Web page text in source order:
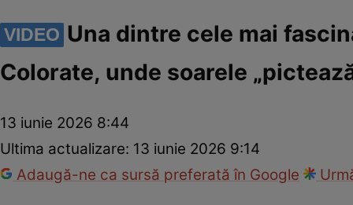
VIDEO Una dintre cele mai
Colorate, unde soarele
13 iunie 2026 8:44
Ultima actualizare: 13 iunie 2026 9:14
Adaugă-ne ca sursă preferată în Google